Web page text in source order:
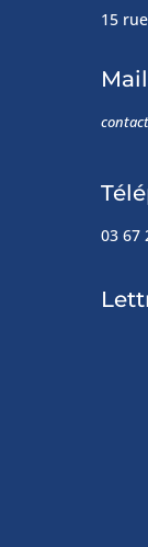
15
Mail
03 67